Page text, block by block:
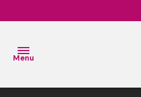
Menu